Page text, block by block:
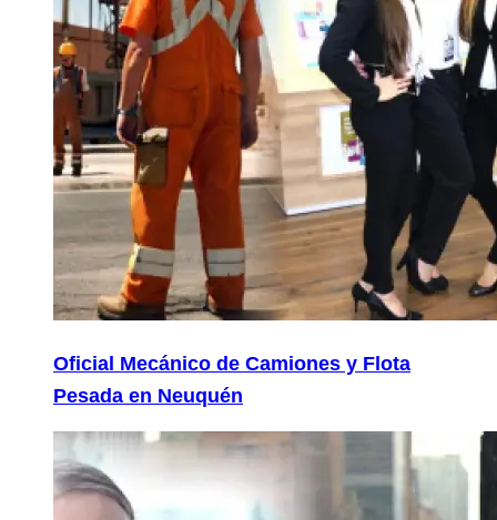
Oficial Mecánico de Camiones y Flota
Pesada en Neuquén